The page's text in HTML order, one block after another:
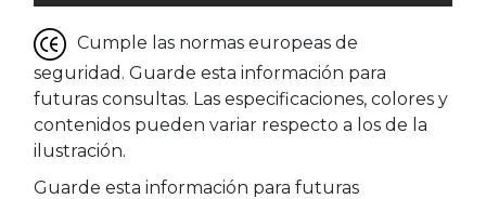
Cumple las normas europeas de
seguridad. Guarde esta información para
futuras consultas. Las especificaciones, colores y
contenidos pueden variar respecto a los de la
ilustración.
Guarde esta información para futuras